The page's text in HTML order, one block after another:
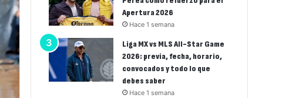
Apertura 2026
Hace 1 semana
Liga MX vs MLS All-Star Game
2026: previa, fecha, horario,
convocados y todo lo que
debes saber
Hace 1 semana